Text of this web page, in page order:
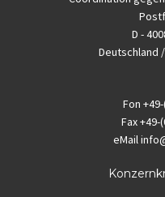
D -
Deutschland
Fon
Fax+49-
eMail